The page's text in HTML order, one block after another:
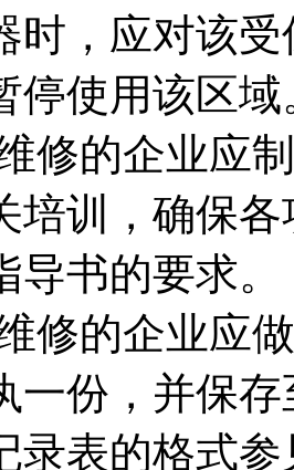
时，应对该
停使用该区域
修的企业应
培训，确保
书的要求。
修的企业应
一份，并保
录表的格式